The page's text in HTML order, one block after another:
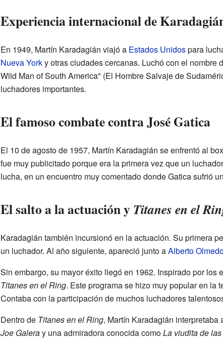
Experiencia internacional de
En 1949, Martín Karadagián viajó a Estados Unidospara
Nueva Yorky otras ciudades cercanas. Luchó con el nombre
Wild Man of South America" (El Hombre Salvaje de
luchadores importantes.
El famoso combate contra José Gatica
El 10 de agosto de 1957, Martín Karadagián se enfrentó al
fue muy publicitado porque era la primera vez que un
lucha, en un encuentro muy comentado donde Gatica sufrió
El salto a la actuación yTitanes en el
Karadagián también incursionó en la actuación. Su primera
un luchador. Al año siguiente, apareció junto aAlberto
Sin embargo, su mayor éxito llegó en 1962. Inspirado por
Titanes en el Ring. Este programa se hizo muy popular en la
Contaba con la participación de muchos luchadores
Dentro de Titanes en el Ring, Martín Karadagián
Joe Galeray una admiradora conocida comoLa viudita de